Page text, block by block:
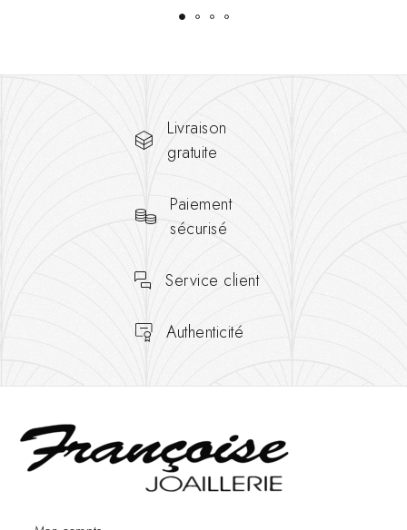
Livraison
gratuite
Paiement
sécurisé
Service client
Authenticité